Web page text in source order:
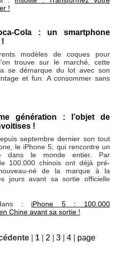
!
Cola : un smartphone
modèles de coques pour
trouve sur le marché, cette
se démarque du lot avec son
et fun. A consommer sans
génération : l’objet de
!
septembre dernier son tout
le iPhone 5, qui rencontre un
dans le monde entier. Par
100.000 chinois ont déjà pré-
né de la marque à la
jours avant sa sortie officielle
: iPhone 5 : 100.000
Chine avant sa sortie !
1 2 3 4
page